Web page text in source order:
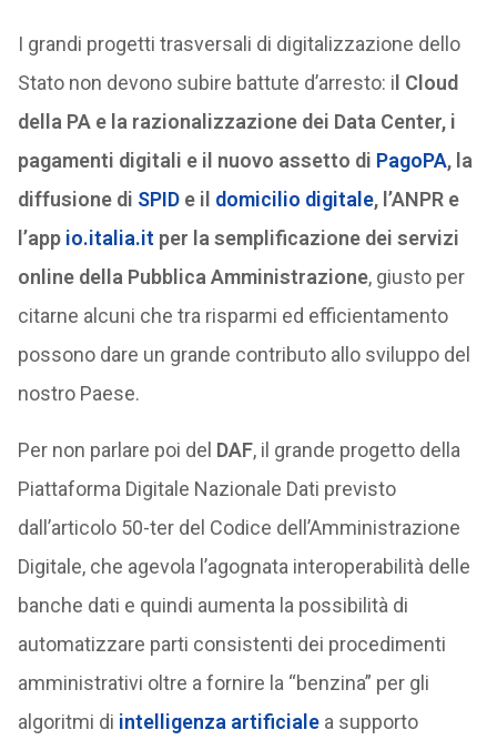
I grandi progetti trasversali di digitalizzazione dello
Stato non devono subire battute d’arresto: i l Cloud
della PA e la razionalizzazione dei Data Center, i
pagamenti digitali e il nuovo assetto di PagoPA, la
diffusione di SPIDe il domicilio digitale, l’ANPR e
l’app io.italia.it per la semplificazione dei servizi
online della Pubblica Amministrazione, giusto per
citarne alcuni che tra risparmi ed efficientamento
possono dare un grande contributo allo sviluppo del
nostro Paese.
Per non parlare poi del DAF, il grande progetto della
Piattaforma Digitale Nazionale Dati previsto
dall’articolo 50-ter del Codice dell’Amministrazione
Digitale, che agevola l’agognata interoperabilità delle
banche dati e quindi aumenta la possibilità di
automatizzare parti consistenti dei procedimenti
amministrativi oltre a fornire la “benzina” per gli
algoritmi di intelligenza artificialea supporto